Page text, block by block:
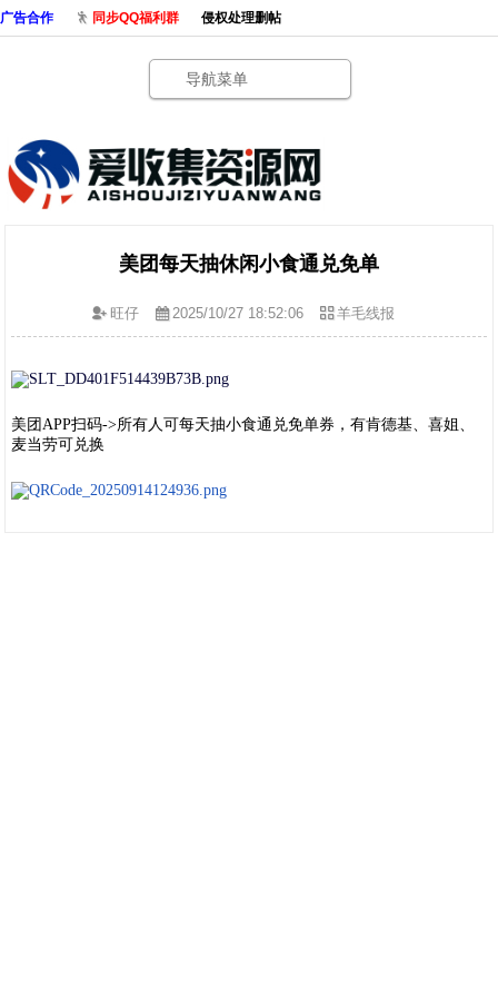
广告合作 同步QQ福利群 侵权处理删帖
导航菜单
美团每天抽休闲小食通兑免单
旺仔 2025/10/27 18:52:06 羊毛线报
美团APP扫码->所有人可每天抽小食通兑免单券，有肯德基、喜姐、
麦当劳可兑换